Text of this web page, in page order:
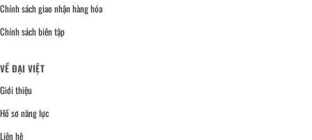
Chính sách giao nhận hàng hóa
Chính sách biên tập
VỀ ĐẠI VIỆT
Giới thiệu
Hồ sơ năng lực
Liên hệ